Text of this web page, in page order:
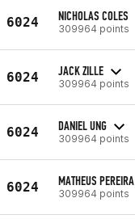
6024 NICHOLAS COLES
309964 points
6024 JACK ZILLE
309964 points
6024 DANIEL UNG
309964 points
6024 MATHEUS PEREIRA
309964 points